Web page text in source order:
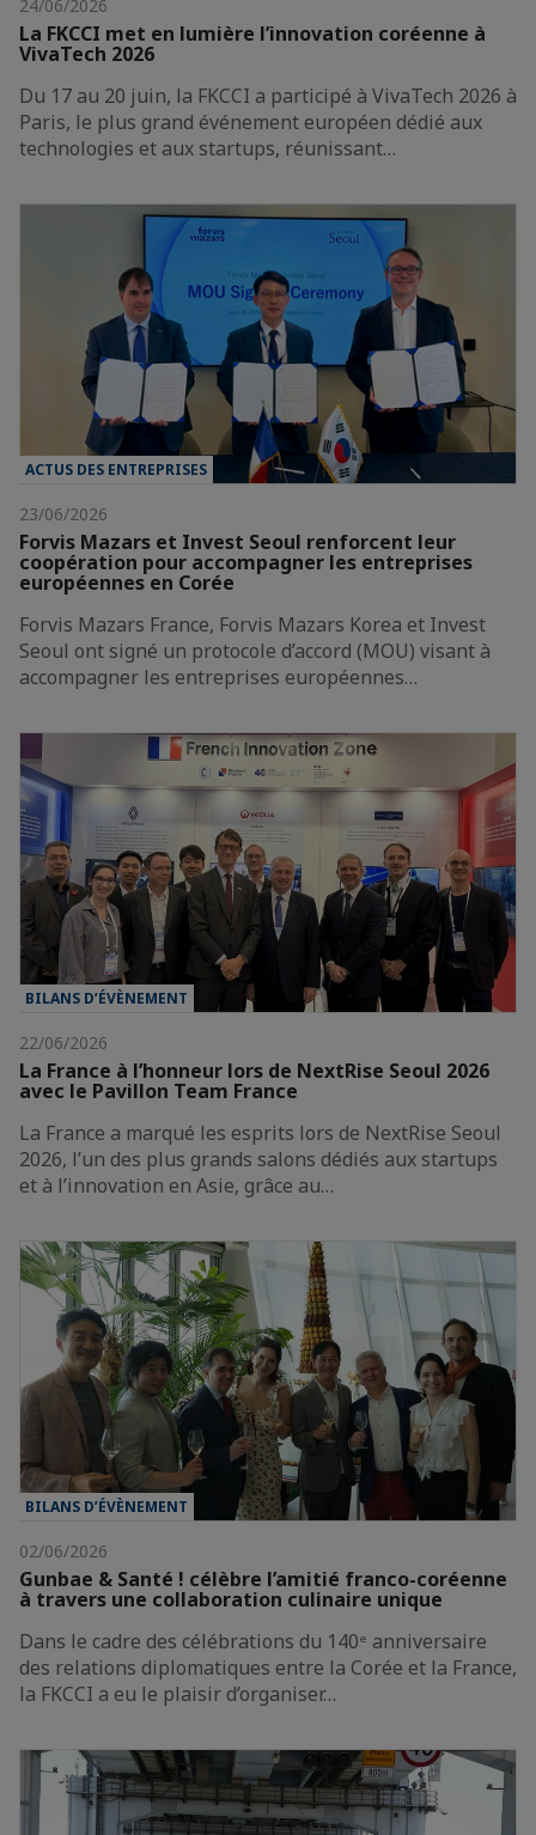
24/06/2026
La FKCCI met en lumière l’innovation coréenne à
VivaTech 2026
Du 17 au 20 juin, la FKCCI a participé à VivaTech 2026 à
Paris, le plus grand événement européen dédié aux
technologies et aux startups, réunissant…
ACTUS DES ENTREPRISES
23/06/2026
Forvis Mazars et Invest Seoul renforcent leur
coopération pour accompagner les entreprises
européennes en Corée
Forvis Mazars France, Forvis Mazars Korea et Invest
Seoul ont signé un protocole d’accord (MOU) visant à
accompagner les entreprises européennes…
BILANS D’ÉVÈNEMENT
22/06/2026
La France à l’honneur lors de NextRise Seoul 2026
avec le Pavillon Team France
La France a marqué les esprits lors de NextRise Seoul
2026, l’un des plus grands salons dédiés aux startups
et à l’innovation en Asie, grâce au…
BILANS D’ÉVÈNEMENT
02/06/2026
Gunbae & Santé ! célèbre l’amitié franco-coréenne
à travers une collaboration culinaire unique
Dans le cadre des célébrations du 140ᵉ anniversaire
des relations diplomatiques entre la Corée et la France,
la FKCCI a eu le plaisir d’organiser…